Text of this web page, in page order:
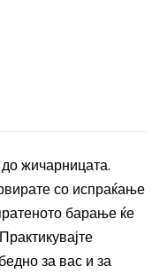
жичарницата.
со испраќање
барање ќе
за вас и за